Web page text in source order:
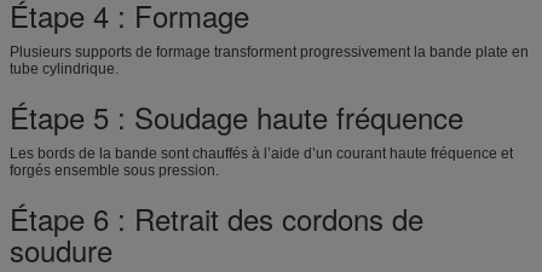
Étape 4 : Formage
Plusieurs supports de formage transforment progressivement la bande plate en
tube cylindrique.
Étape 5 : Soudage haute fréquence
Les bords de la bande sont chauffés à l’aide d’un courant haute fréquence et
forgés ensemble sous pression.
Étape 6 : Retrait des cordons de
soudure